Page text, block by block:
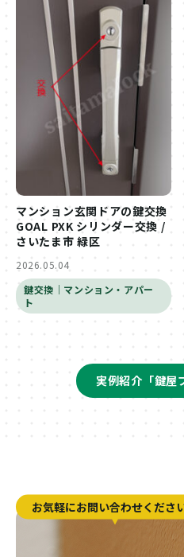
マンション玄関ドアの鍵交換
GOAL PXK シリンダー交換 /
さいたま市 緑区
2026.05.04
鍵交換｜マンション・アパー
ト
実例紹介「鍵屋
お気軽にお問い合わせくださ